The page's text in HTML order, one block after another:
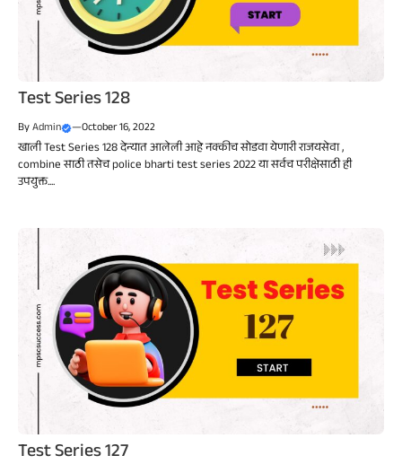
Test Series 128
ByAdmin —October 16, 2022
खाली Test Series 128 देन्यात आलेली आहे नक्कीच सोडवा येणारी राजयसेवा ,
combine साठी तसेच police bharti test series 2022 या सर्वच परीक्षेसाठी ही
उपयुक्त....
Test Series 127